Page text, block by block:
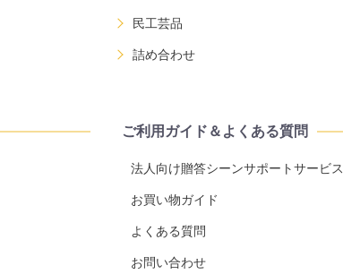
民工芸品
詰め合わせ
ご利用ガイド＆よくある質問
法人向け贈答シーンサポートサービス
お買い物ガイド
よくある質問
お問い合わせ